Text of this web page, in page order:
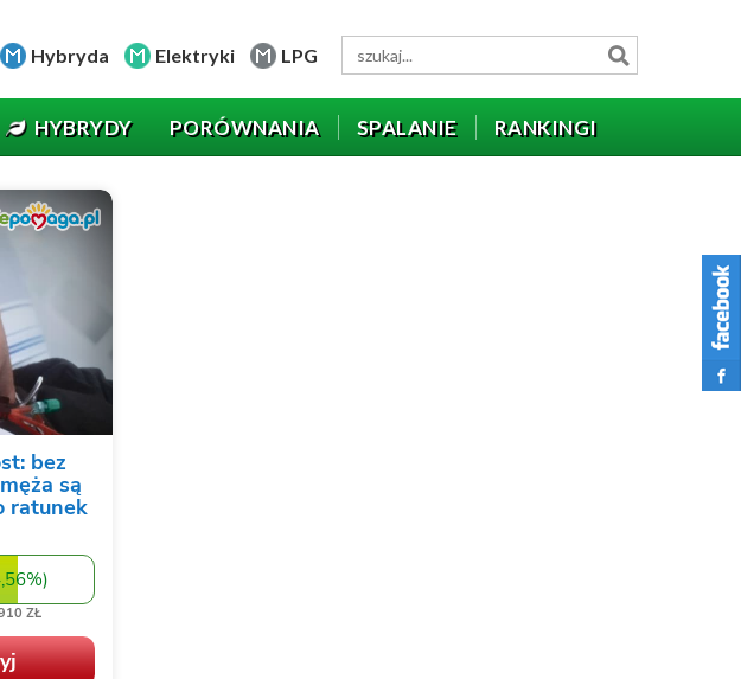
Hybryda Elektryki LPG
HYBRYDY PORÓWNANIA SPALANIE RANKINGI